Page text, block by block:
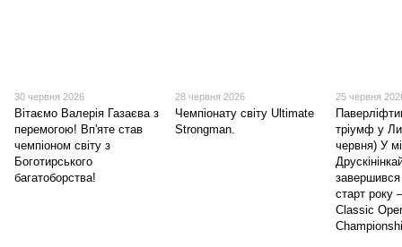
30 червня 2026
Вітаємо Валерія Газаєва з
перемогою! Вп'яте став
чемпіоном світу з
Боготирського
багатоборства!
28 червня 2026
Чемпіонату світу Ultimate
Strongman.
25 червня
тріумф у
червня) У
старт року
Classic